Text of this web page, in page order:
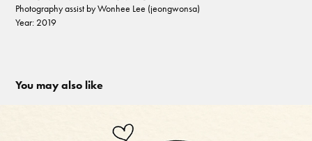
Photography assist by Wonhee Lee (jeongwonsa)
Year: 2019
You may also like